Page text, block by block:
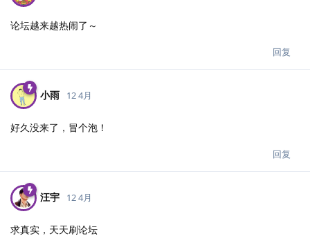
论坛越来越热闹了～
回复
小雨 12 4月
好久没来了，冒个泡！
回复
汪宇 12 4月
求真实，天天刷论坛